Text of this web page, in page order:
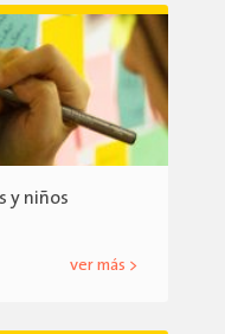
y niños
ver más >